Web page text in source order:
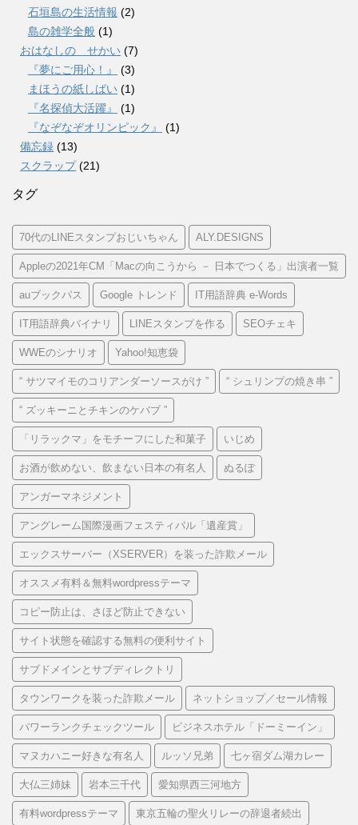
石垣島の生活情報 (2)
島の雑学全般 (1)
おはなしの せかい (7)
『夢にご用心！』
(3)
まほうの紙しばい (1)
『名探偵大活躍』
(1)
『なぞなぞオリンピック』
(1)
備忘録 (13)
スクラップ(21)
タグ
70代のLINEスタンプおじいちゃん ALY.DESIGNS
Appleの2021年CM「Macの向こうから － 日本でつくる」出演者一覧
auブックパス Google トレンド IT用語辞典 e-Words
IT用語辞典バイナリ LINEスタンプを作る SEOチェキ
WWEのシナリオ Yahoo!知恵袋
“ サツマイモのコリアンダーソースがけ ” “ シュリンプの焼き串 ”
“ ズッキーニとチキンのケバブ ”
「リラックマ」をモチーフにした和菓子 いじめ
お酒が飲めない、飲まない日本の有名人 ぬるぽ
アンガーマネジメント
アングレーム国際漫画フェスティバル「遺産賞」
エックスサーバー（XSERVER）を装った詐欺メール
オススメ有料＆無料wordpressテーマ
コピー防止は、さほど防止できない
サイト状態を確認する無料の便利サイト
サブドメインとサブディレクトリ
タウンワークを装った詐欺メール ネットショップ／セール情報
パワーランクチェックツール ビジネスホテル「ドーミーイン」
マヌカハニー好きな有名人 ルッソ兄弟 七ヶ宿ダム湖カレー
大仏三姉妹 岩本三千代 愛知県西三河地方
有料wordpressテーマ 東京五輪の聖火リレーの辞退者続出